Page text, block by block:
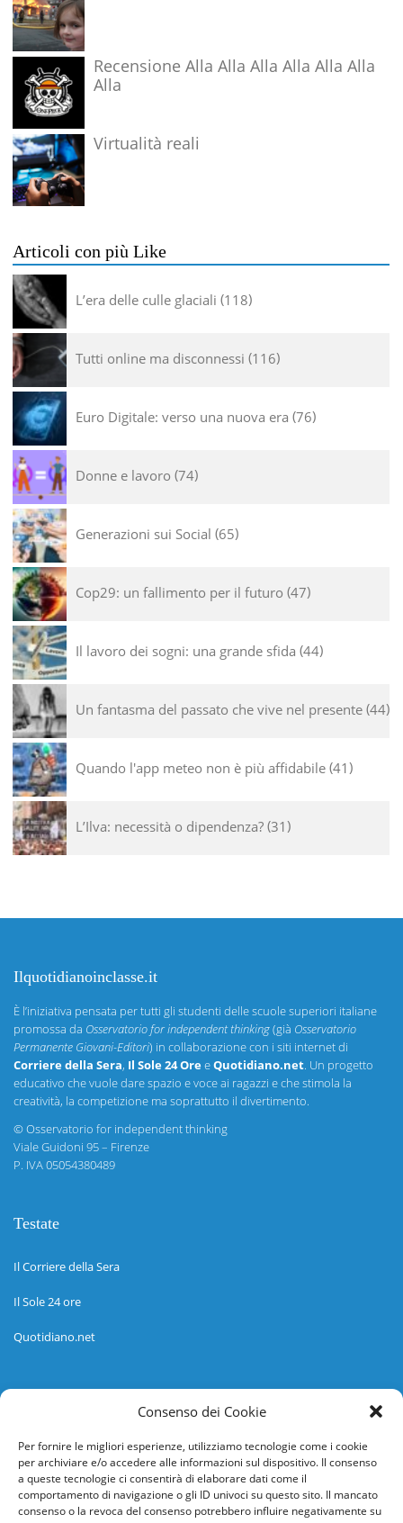
Consenso dei Cookie
Per fornire le migliori esperienze, utilizziamo tecnologie come i cookie
per archiviare e/o accedere alle informazioni sul dispositivo. Il consenso
a queste tecnologie ci consentirà di elaborare dati come il
comportamento di navigazione o gli ID univoci su questo sito. Il mancato
consenso o la revoca del consenso potrebbero influire negativamente su
Recensione Alla Alla Alla Alla Alla Alla
Alla
Virtualità reali
Articoli con più Like
L’era delle culle glaciali 118
Tutti online ma disconnessi 116
Euro Digitale: verso una nuova era 76
Donne e lavoro 74
Generazioni sui Social 65
Cop29: un fallimento per il futuro 47
Il lavoro dei sogni: una grande sfida 44
Un fantasma del passato che vive nel presente 44
Quando l'app meteo non è più affidabile 41
L’Ilva: necessità o dipendenza? 31
Ilquotidianoinclasse.it
È l’iniziativa pensata per tutti gli studenti delle scuole superiori italiane
promossa da Osservatorio for independent thinking(già Osservatorio
Permanente Giovani-Editori) in collaborazione con i siti internet di
Corriere della Sera, Il Sole 24 OreeQuotidiano.net. Un progetto
educativo che vuole dare spazio e voce ai ragazzi e che stimola la
creatività, la competizione ma soprattutto il divertimento.
©Osservatorio for independent thinking
Viale Guidoni 95 – Firenze
P. IVA 05054380489
Testate
Il Corriere della Sera
Il Sole 24 ore
Quotidiano.net
Informazioni
Help desk
Guida rapida